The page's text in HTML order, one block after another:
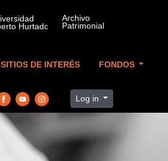
SITIOS DE INTERÉS FONDOS
Log in